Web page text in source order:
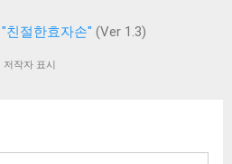
스킨 For 구글블로거도 후원을 받
인해 수익이 치명적으로 하락했기
는 시점까지 왔어요. 결국 투잡을
. 이런 이유로 인해 이제 어떻게든
고요. 생각보다 카메라 결함인 경
것입니다. 그도 그럴것이 아이폰도
드 정도의 크기를 자랑해요. 스마
식입니다. 보통 벡터 이미지는 회사
트, 아이콘을 표현할 때 많이 사용
하는것도 가능합니다. 버튼 하나
"친절한효자손" (Ver 1.3)
저작자 표시